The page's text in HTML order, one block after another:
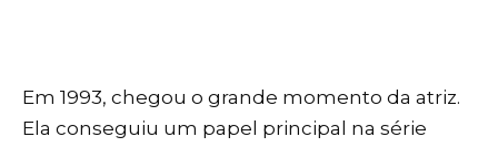
Em 1993, chegou o grande momento da atriz.
Ela conseguiu um papel principal na série